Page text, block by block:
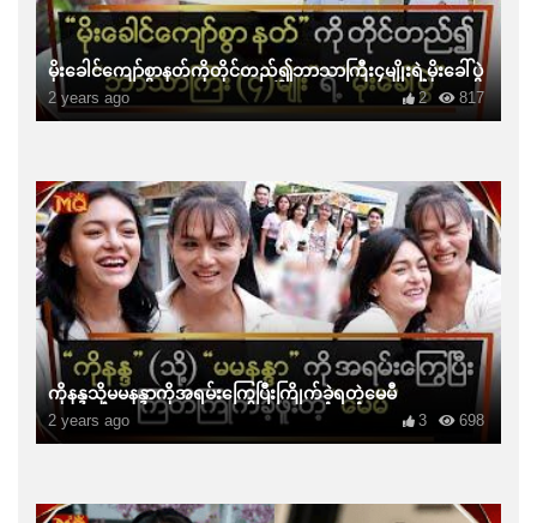
မိုးခေါင်ကျော်စွာနတ်ကိုတိုင်တည်၍ဘာသာကြီး၄မျိုးရဲ့မိုးခေါ်ပွဲ
2 years ago 817
2
ကိုနန္ဒသို့မမနန္ဒာကိုအရမ်းကြွေပြီးကြိုက်ခဲ့ရတဲ့မေမီ
2 years ago 698
3